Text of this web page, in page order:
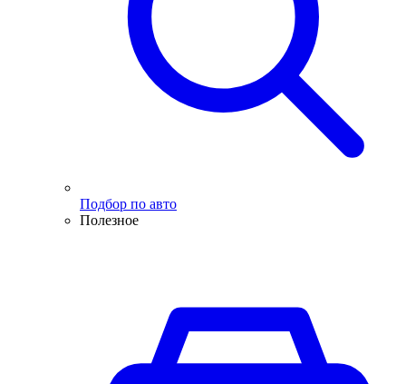
Подбор по авто
Полезное